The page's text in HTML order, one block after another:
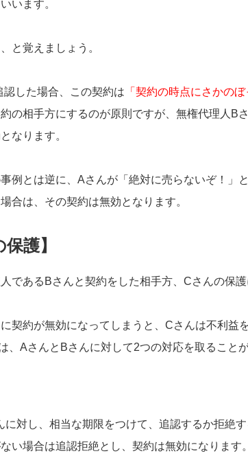
います。
と覚えましょう。
認した場合、この契約は 「契約の時点にさかのぼ
の相手方にするのが原則ですが、無権代理人B
なります。
例とは逆に、Aさんが「絶対に売らないぞ！」
合は、その契約は無効となります。
保護】
であるBさんと契約をした相手方、Cさんの保護
契約が無効になってしまうと、Cさんは不利益
、AさんとBさんに対して2つの対応を取ることが
に対し、相当な期限をつけて、追認するか拒絶
い場合は追認拒絶とし、契約は無効になります。